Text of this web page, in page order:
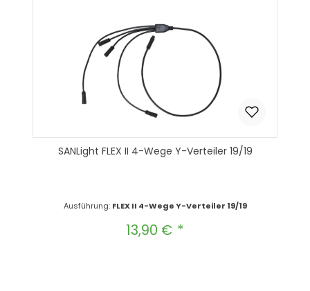
SANLight FLEX II 4-Wege Y-Verteiler 19/19
Ausführung: FLEX II 4-Wege Y-Verteiler 19/19
Regulärer Preis:
13,90 €